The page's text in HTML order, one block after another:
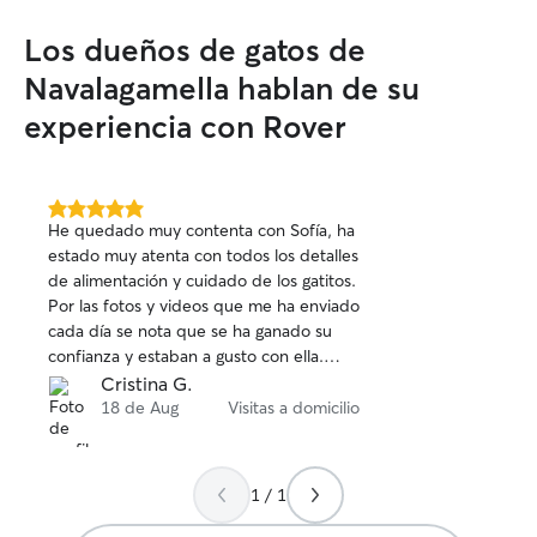
Los dueños de gatos de
Navalagamella hablan de su
experiencia con Rover
5.0
de
5
estrellas
He quedado muy contenta con Sofía, ha
estado muy atenta con todos los detalles
de alimentación y cuidado de los gatitos.
Por las fotos y videos que me ha enviado
cada día se nota que se ha ganado su
confianza y estaban a gusto con ella.
Recomiendo a Sofía encarecidamente.
Cristina G.
18 de Aug Visitas a domicilio
1 / 1